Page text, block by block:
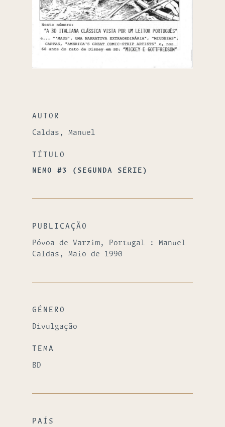
AUTOR
Caldas, Manuel
TÍTULO
NEMO #3 (SEGUNDA SÉRIE)
PUBLICAÇÃO
Póvoa de Varzim, Portugal : Manuel
Caldas, Maio de 1990
GÉNERO
Divulgação
TEMA
BD
PAÍS